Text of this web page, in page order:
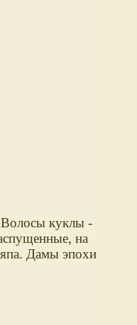
куклы -
на
Дамы эпохи